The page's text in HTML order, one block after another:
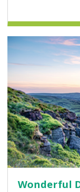
Wonderful